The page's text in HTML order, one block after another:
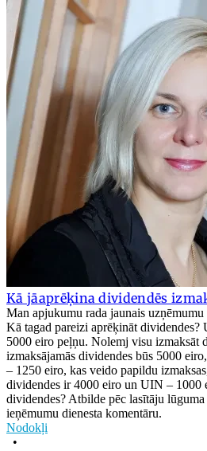
Kā jāaprēķina dividendēs
Man apjukumu rada jaunais
Kā tagad pareizi aprēķināt dividendes?
5000 eiro peļņu. Nolemj visu izmaksāt
izmaksājamās dividendes būs 5000
– 1250 eiro, kas veido papildu
dividendes ir 4000 eiro un UIN – 1000
dividendes? Atbilde pēc lasītāju
ieņēmumu dienesta komentāru.
Nodokļi
•